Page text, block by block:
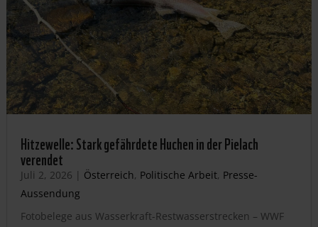
Hitzewelle: Stark gefährdete Huchen in der Pielach
verendet
Juli 2, 2026 | Österreich, Politische Arbeit, Presse-
Aussendung
Fotobelege aus Wasserkraft-Restwasserstrecken – WWF